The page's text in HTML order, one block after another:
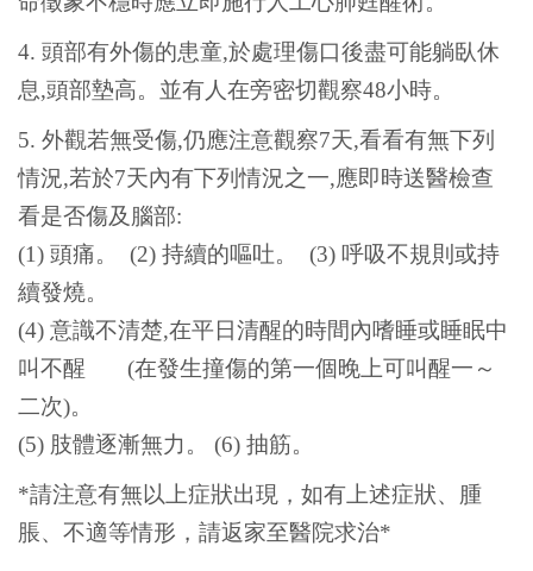
4. 頭部有外傷的患童,於處理傷口後盡可能躺臥休
息,頭部墊高。並有人在旁密切觀察48小時。
5. 外觀若無受傷,仍應注意觀察7天,看看有無下列
情況,若於7天內有下列情況之一,應即時送醫檢查
看是否傷及腦部:
(1) 頭痛。 (2) 持續的嘔吐。 (3) 呼吸不規則或持
續發燒。
(4) 意識不清楚,在平日清醒的時間內嗜睡或睡眠中
叫不醒 (在發生撞傷的第一個晚上可叫醒一～
二次)。
(5) 肢體逐漸無力。 (6) 抽筋。
*請注意有無以上症狀出現，如有上述症狀、腫
脹、不適等情形，請返家至醫院求治*